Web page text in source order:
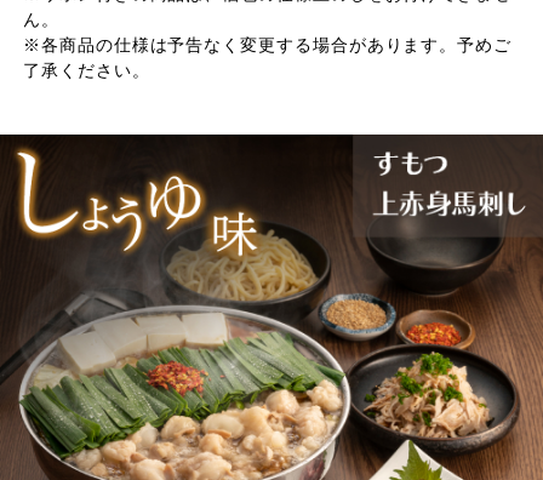
ん。
※各商品の仕様は予告なく変更する場合があります。予めご
了承ください。